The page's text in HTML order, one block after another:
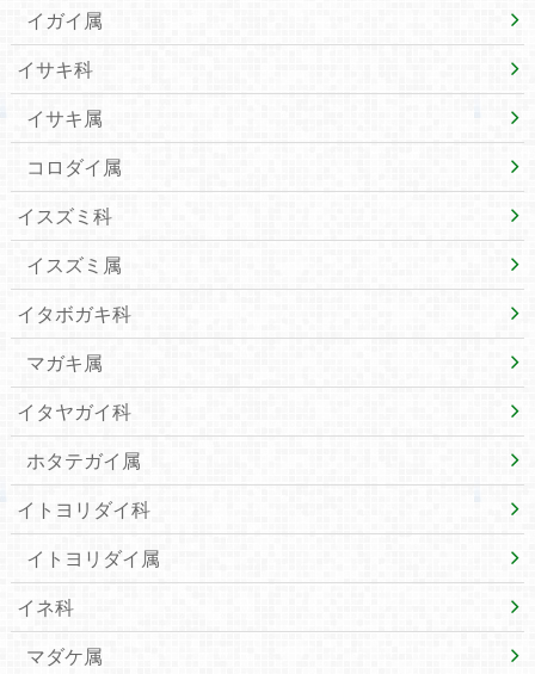
イガイ属
イサキ科
イサキ属
コロダイ属
イスズミ科
イスズミ属
イタボガキ科
マガキ属
イタヤガイ科
ホタテガイ属
イトヨリダイ科
イトヨリダイ属
イネ科
マダケ属